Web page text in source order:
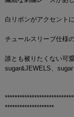
白リボンがアクセント
チュールスリーブ仕様
誰とも被りたくない可
sugar&JEWELS、
********************